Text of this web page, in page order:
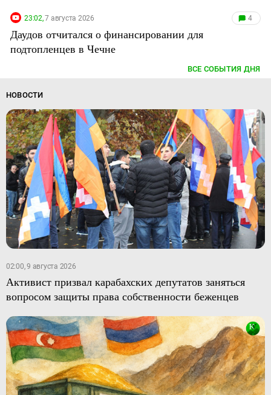
23:02,7 августа 2026 4
Даудов отчитался о финансировании для
подтопленцев в Чечне
ВСЕ СОБЫТИЯ ДНЯ
НОВОСТИ
02:00, 9 августа 2026
Активист призвал карабахских депутатов заняться
вопросом защиты права собственности беженцев